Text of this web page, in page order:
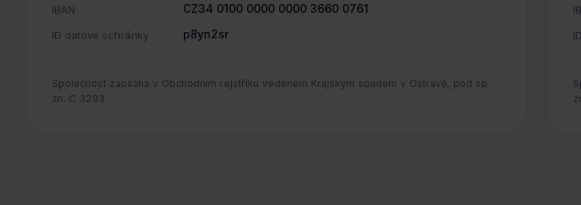
IBAN CZ34 0100 0000 0000 3660 0761
ID datové schránky p8yn2sr
Společnost zapsána v Obchodním rejstříku vedeném Krajským soudem v Ostravě, pod sp.
zn. C 3293.